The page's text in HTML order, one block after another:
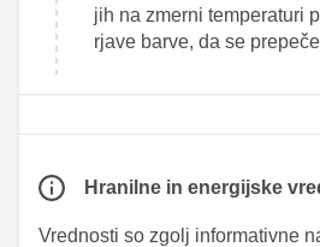
jih na zmerni temperaturi
rjave barve, da se
Hranilne in energijske
Vrednosti so zgolj informativne